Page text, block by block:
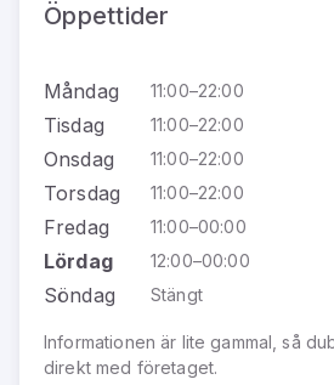
Öppettider
Måndag 11:00–22:00
Tisdag 11:00–22:00
Onsdag 11:00–22:00
Torsdag 11:00–22:00
Fredag 11:00–00:00
Lördag 12:00–00:00
Söndag Stängt
Informationen är lite gammal, så
direkt med företaget.